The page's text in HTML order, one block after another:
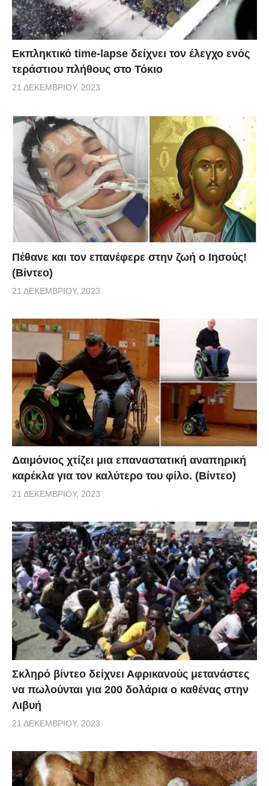
Εκπληκτικό time-lapse δείχνει τον έλεγχο ενός
τεράστιου πλήθους στο Τόκιο
21 ΔΕΚΕΜΒΡΊΟΥ, 2023
Πέθανε και τον επανέφερε στην ζωή ο Ιησούς!
(Βίντεο)
21 ΔΕΚΕΜΒΡΊΟΥ, 2023
Δαιμόνιος χτίζει μια επαναστατική αναπηρική
καρέκλα για τον καλύτερο του φίλο. (Βίντεο)
21 ΔΕΚΕΜΒΡΊΟΥ, 2023
Σκληρό βίντεο δείχνει Αφρικανούς μετανάστες
να πωλούνται για 200 δολάρια ο καθένας στην
Λιβυή
21 ΔΕΚΕΜΒΡΊΟΥ, 2023